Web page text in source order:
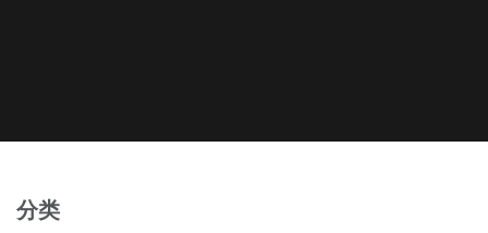
联系我们
分类